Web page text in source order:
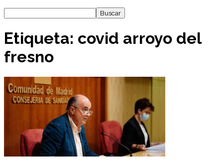
Etiqueta: covid arroyo del
fresno